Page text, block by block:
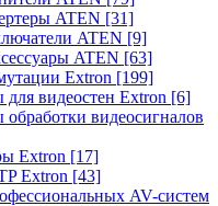
ATEN [31]
ATEN [9]
ATEN [63]
Extron [199]
видеостен Extron [6]
видеосигналов
Extron [17]
Extron [43]
AV-систем